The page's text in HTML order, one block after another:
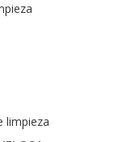
limpieza